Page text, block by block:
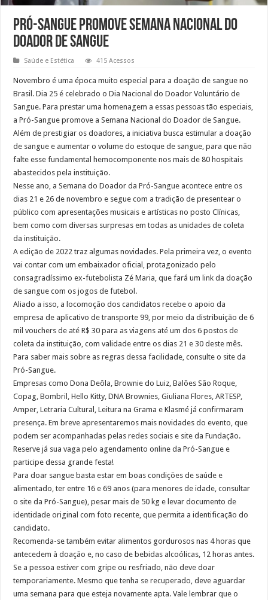
Pró-Sangue promove Semana Nacional do
Doador de Sangue
Saúde e Estética 415 Acessos
Novembro é uma época muito especial para a doação de sangue no
Brasil. Dia 25 é celebrado o Dia Nacional do Doador Voluntário de
Sangue. Para prestar uma homenagem a essas pessoas tão especiais,
a Pró-Sangue promove a Semana Nacional do Doador de Sangue.
Além de prestigiar os doadores, a iniciativa busca estimular a doação
de sangue e aumentar o volume do estoque de sangue, para que não
falte esse fundamental hemocomponente nos mais de 80 hospitais
abastecidos pela instituição.
Nesse ano, a Semana do Doador da Pró-Sangue acontece entre os
dias 21 e 26 de novembro e segue com a tradição de presentear o
público com apresentações musicais e artísticas no posto Clínicas,
bem como com diversas surpresas em todas as unidades de coleta
da instituição.
A edição de 2022 traz algumas novidades. Pela primeira vez, o evento
vai contar com um embaixador oficial, protagonizado pelo
consagradíssimo ex-futebolista Zé Maria, que fará um link da doação
de sangue com os jogos de futebol.
Aliado a isso, a locomoção dos candidatos recebe o apoio da
empresa de aplicativo de transporte 99, por meio da distribuição de 6
mil vouchers de até R$ 30 para as viagens até um dos 6 postos de
coleta da instituição, com validade entre os dias 21 e 30 deste mês.
Para saber mais sobre as regras dessa facilidade, consulte o site da
Pró-Sangue.
Empresas como Dona Deôla, Brownie do Luiz, Balões São Roque,
Copag, Bombril, Hello Kitty, DNA Brownies, Giuliana Flores, ARTESP,
Amper, Letraria Cultural, Leitura na Grama e Klasmé já confirmaram
presença. Em breve apresentaremos mais novidades do evento, que
podem ser acompanhadas pelas redes sociais e site da Fundação.
Reserve já sua vaga pelo agendamento online da Pró-Sangue e
participe dessa grande festa!
Para doar sangue basta estar em boas condições de saúde e
alimentado, ter entre 16 e 69 anos (para menores de idade, consultar
o site da Pró-Sangue), pesar mais de 50 kg e levar documento de
identidade original com foto recente, que permita a identificação do
candidato.
Recomenda-se também evitar alimentos gordurosos nas 4 horas que
antecedem à doação e, no caso de bebidas alcoólicas, 12 horas antes.
Se a pessoa estiver com gripe ou resfriado, não deve doar
temporariamente. Mesmo que tenha se recuperado, deve aguardar
uma semana para que esteja novamente apta. Vale lembrar que o